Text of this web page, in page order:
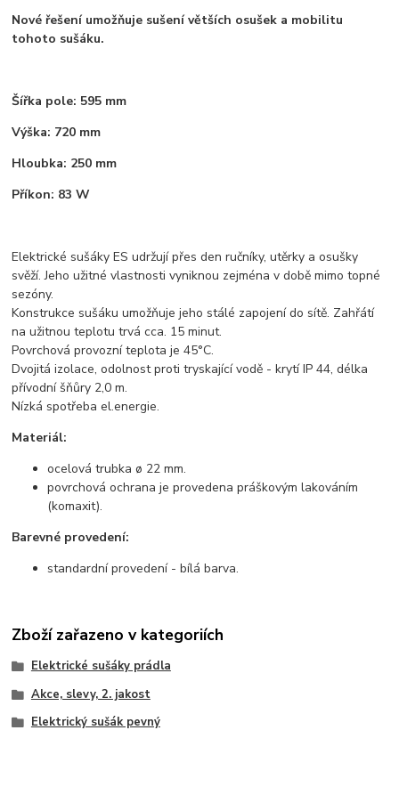
Nové řešení umožňuje sušení větších osušek a mobilitu
tohoto sušáku.
Šířka pole: 595 mm
Výška: 720 mm
Hloubka: 250 mm
Příkon: 83 W
Elektrické sušáky ES udržují přes den ručníky, utěrky a osušky
svěží. Jeho užitné vlastnosti vyniknou zejména v době mimo topné
sezóny.
Konstrukce sušáku umožňuje jeho stálé zapojení do sítě. Zahřátí
na užitnou teplotu trvá cca. 15 minut.
Povrchová provozní teplota je 45°C.
Dvojitá izolace, odolnost proti tryskající vodě - krytí IP 44, délka
přívodní šňůry 2,0 m.
Nízká spotřeba el.energie.
Materiál:
ocelová trubka ø 22 mm.
povrchová ochrana je provedena práškovým lakováním
(komaxit).
Barevné provedení:
standardní provedení - bílá barva.
Zboží zařazeno v kategoriích
Elektrické sušáky prádla
Akce, slevy, 2. jakost
Elektrický sušák pevný